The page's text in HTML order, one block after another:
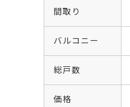
間取り
バルコニー
総戸数
価格